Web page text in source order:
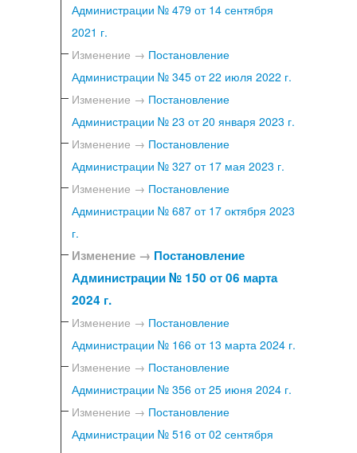
Администрации № 479 от 14 сентября
2021 г.
Изменение → Постановление
Администрации № 345 от 22 июля 2022 г.
Изменение → Постановление
Администрации № 23 от 20 января 2023 г.
Изменение → Постановление
Администрации № 327 от 17 мая 2023 г.
Изменение → Постановление
Администрации № 687 от 17 октября 2023
г.
Изменение → Постановление
Администрации № 150 от 06 марта
2024 г.
Изменение → Постановление
Администрации № 166 от 13 марта 2024 г.
Изменение → Постановление
Администрации № 356 от 25 июня 2024 г.
Изменение → Постановление
Администрации № 516 от 02 сентября